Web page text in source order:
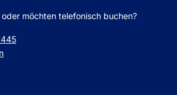
möchten telefonisch buchen?